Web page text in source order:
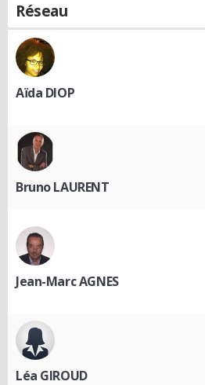
Réseau
Aïda DIOP
Bruno LAURENT
Jean-Marc AGNES
Léa GIROUD